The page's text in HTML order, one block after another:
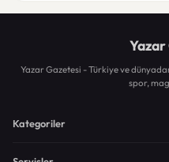
Yazar Gazetesi - Türkiye ve
spor,
Kategoriler